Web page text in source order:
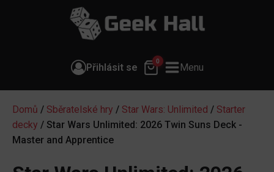
Přihlásit se
0
Menu
Domů / Sběratelské hry / Star Wars: Unlimited / Starter
decky / Star Wars Unlimited: 2026 Twin Suns Deck -
Master and Apprentice